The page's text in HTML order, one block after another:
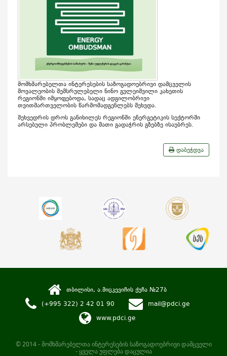
მომხმარებელთა ინტერესების საზოგადოებრივი დამცველის
მოვალეობის შემსრულებელი ნინო გულეიშვილი კახეთის
რეგიონში იმყოფებოდა, სადაც ადგილობრივი
თვითმართველობის წარმომადგენლებს შეხვდა.
შეხვედრის დროს განიხილეს რეგიონში ენერგეტიკის სექტორში
არსებული პრობლემები და მათი გადაჭრის გზებზე ისაუბრეს.
დაბეჭდვა
თბილისი, ა.მიცკევიჩის ქუჩა №27ბ
(+995 322) 2 42 01 90
mail@pdci.ge
www.pdci.ge
© 2014 - მომხმარებელთა ინტერესების საზოგადოებრივი დამცველი
- ყველა უფლება დაცულია